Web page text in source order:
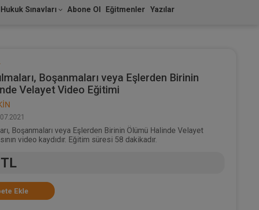
Hukuk Sınavları Abone Ol Eğitmenler Yazılar
Boşanmaları veya Eşlerden Birinin
Velayet Video Eğitimi
Boşanmaları veya Eşlerden Birinin Ölümü Halinde Velayet
video kaydıdır. Eğitim süresi 58 dakikadır.
Ekle